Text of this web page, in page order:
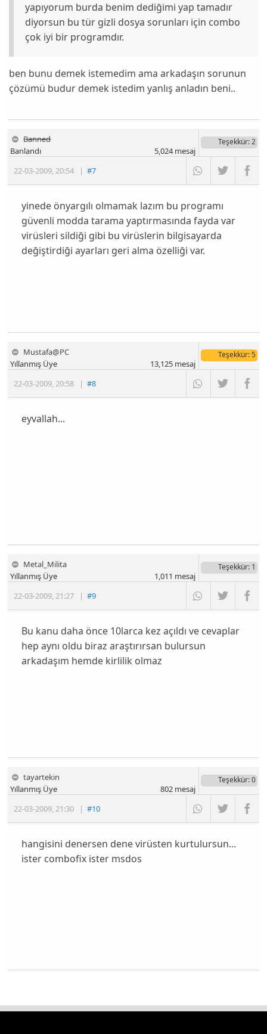
yapıyorum burda benim dediğimi yap tamadır
diyorsun bu tür gizli dosya sorunları için combo
çok iyi bir programdır.
ben bunu demek istemedim ama arkadaşın sorunun
çözümü budur demek istedim yanlış anladın beni..
Banned
22-03-2009,20:54 |#7
Banlandı
Teşekkür: 2
5,024mesaj
yinede önyargılı olmamak lazım bu programı
güvenli modda tarama yaptırmasında fayda var
virüsleri sildiği gibi bu virüslerin bilgisayarda
değiştirdiği ayarları geri alma özelliği var.
Mustafa@PC
22-03-2009,20:58 |#8
Yıllanmış Üye
Teşekkür: 5
13,125mesaj
eyvallah...
Metal_Milita
22-03-2009,21:27 |#9
Yıllanmış Üye
Teşekkür: 1
1,011 mesaj
Bu kanu daha önce 10larca kez açıldı ve cevaplar
hep aynı oldu biraz araştırırsan bulursun
arkadaşım hemde kirlilik olmaz
tayartekin
22-03-2009,21:30 |#10
Yıllanmış Üye
Teşekkür: 0
802mesaj
hangisini denersen dene virüsten kurtulursun...
ister combofix ister msdos